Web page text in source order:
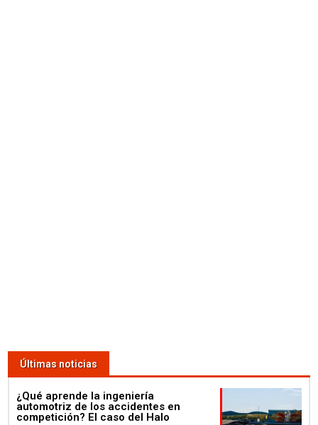
¿Qué corre más: un guepardo
o un Fórmula E? Jéan-Eric
Vergné nos saca de dudas
Últimas noticias
¿Qué aprende la ingeniería
automotriz de los accidentes en
competición? El caso del Halo